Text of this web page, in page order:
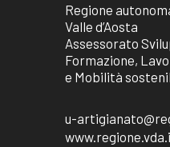
Regione
Valle d’Aosta
Assessorato
Formazione,
e Mobilità
u-